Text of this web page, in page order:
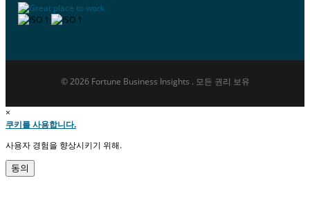
© 2026 Fortune Business Insights . 모든 권리 보유
×
쿠키를 사용합니다.
사용자 경험을 향상시키기 위해.
동의